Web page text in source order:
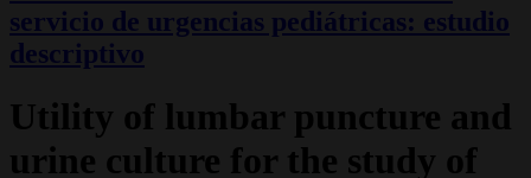
servicio de urgencias pediátricas: estudio
descriptivo
Utility of lumbar puncture and
urine culture for the study of